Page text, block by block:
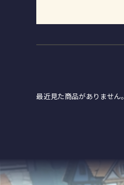
最近見た商品がありません。